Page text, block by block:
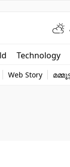
Technology
Web Story